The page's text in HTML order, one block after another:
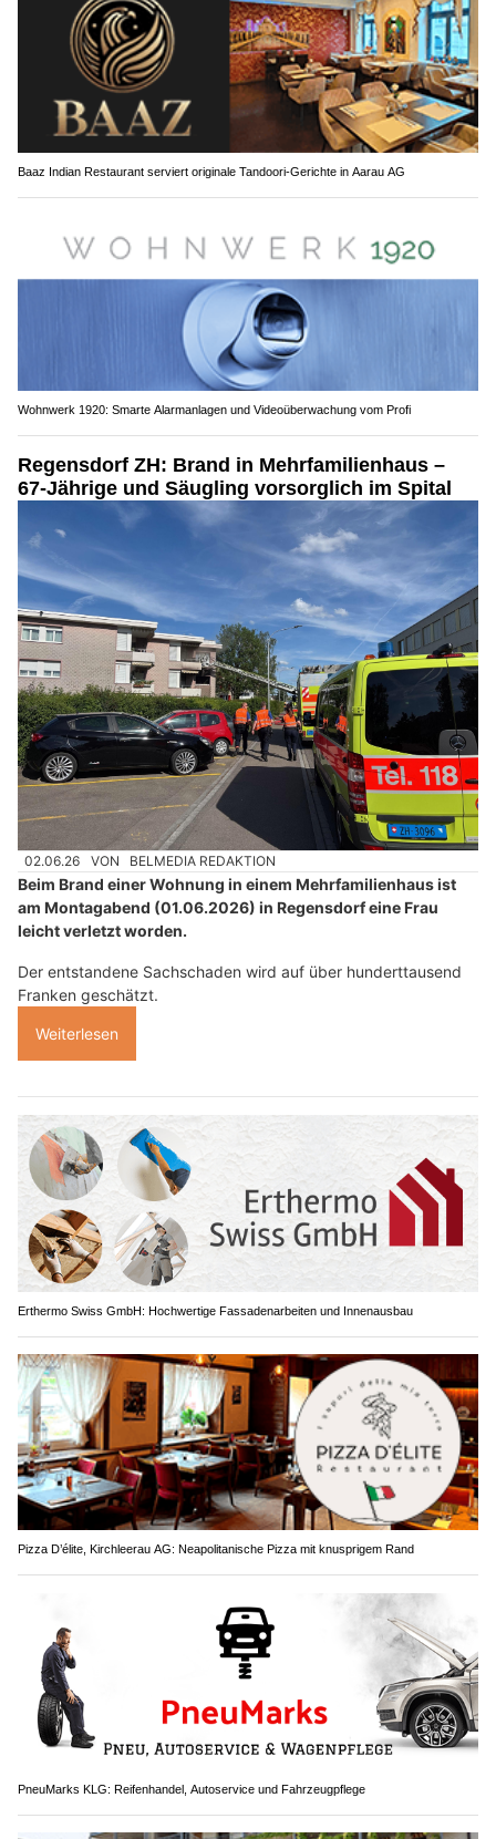
Baaz Indian Restaurant serviert originale Tandoori-Gerichte in Aarau AG
Wohnwerk 1920: Smarte Alarmanlagen und Videoüberwachung vom Profi
Regensdorf ZH: Brand in Mehrfamilienhaus –
67-Jährige und Säugling vorsorglich im Spital
02.06.26 VON BELMEDIA REDAKTION
Beim Brand einer Wohnung in einem Mehrfamilienhaus ist
am Montagabend (01.06.2026) in Regensdorf eine Frau
leicht verletzt worden.
Der entstandene Sachschaden wird auf über hunderttausend
Franken geschätzt.
Weiterlesen
Erthermo Swiss GmbH: Hochwertige Fassadenarbeiten und Innenausbau
Pizza D’élite, Kirchleerau AG: Neapolitanische Pizza mit knusprigem Rand
PneuMarks KLG: Reifenhandel, Autoservice und Fahrzeugpflege